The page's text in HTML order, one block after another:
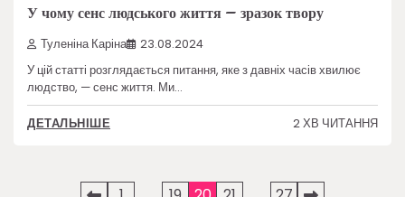
У чому сенс людського життя – зразок твору
Туленіна Каріна 23.08.2024
У цій статті розглядається питання, яке з давніх часів хвилює
людство, — сенс життя. Ми…
ДЕТАЛЬНІШЕ 2 ХВ ЧИТАННЯ